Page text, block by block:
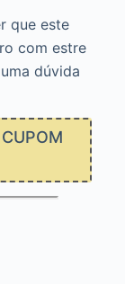
que este
com estre
dúvida